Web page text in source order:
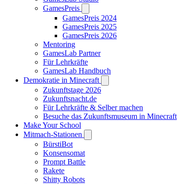
GamesPreis
GamesPreis 2024
GamesPreis 2025
GamesPreis 2026
Mentoring
GamesLab Partner
Für Lehrkräfte
GamesLab Handbuch
Demokratie in Minecraft
Zukunftstage 2026
Zukunftsnacht.de
Für Lehrkräfte & Selber machen
Besuche das Zukunftsmuseum in Minecraft
Make Your School
Mitmach-Stationen
BürstiBot
Konsensomat
Prompt Battle
Rakete
Shitty Robots